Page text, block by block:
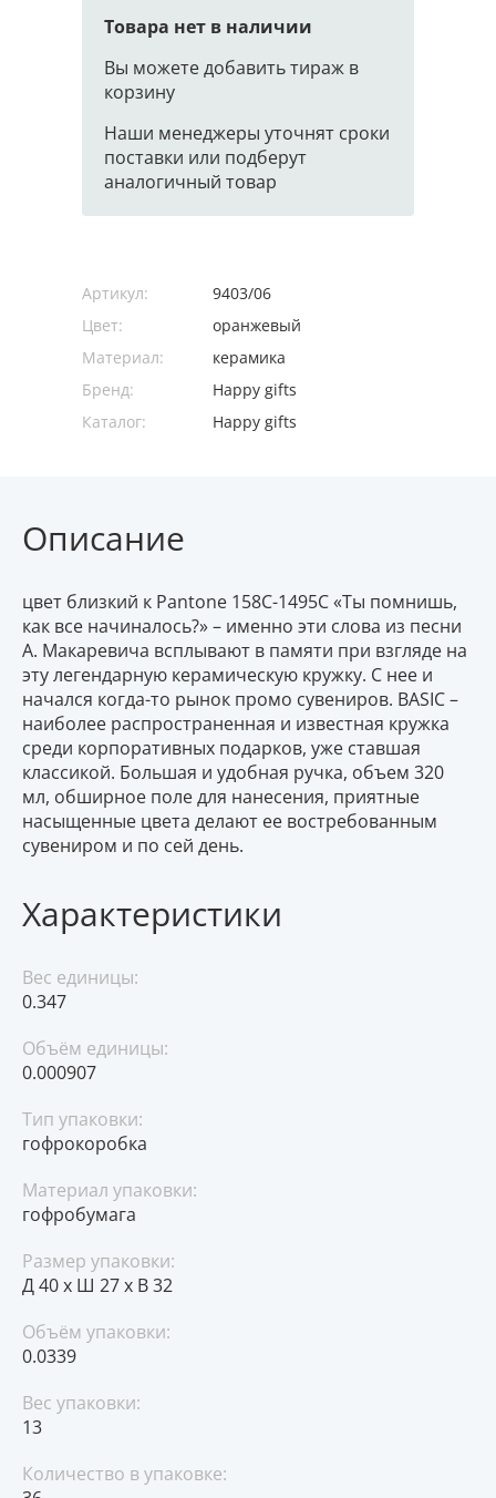
Товара нет в наличии
Вы можете добавить тираж в
корзину
Наши менеджеры уточнят сроки
поставки или подберут
аналогичный товар
Артикул:
9403/06
Цвет:
оранжевый
Материал:
керамика
Бренд:
Happy gifts
Каталог:
Happy gifts
Описание
цвет близкий к Pantone 158C-1495C «Ты помнишь,
как все начиналось?» – именно эти слова из песни
А. Макаревича всплывают в памяти при взгляде на
эту легендарную керамическую кружку. С нее и
начался когда-то рынок промо сувениров. BASIC –
наиболее распространенная и известная кружка
среди корпоративных подарков, уже ставшая
классикой. Большая и удобная ручка, объем 320
мл, обширное поле для нанесения, приятные
насыщенные цвета делают ее востребованным
сувениром и по сей день.
Характеристики
Вес единицы:
0.347
Объём единицы:
0.000907
Тип упаковки:
гофрокоробка
Материал упаковки:
гофробумага
Размер упаковки:
Д 40 x Ш 27 x В 32
Объём упаковки:
0.0339
Вес упаковки:
13
Количество в упаковке: